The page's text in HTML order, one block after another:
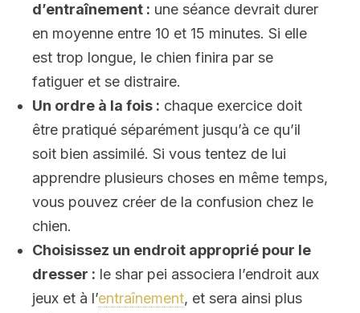
d’entraînement : une séance devrait durer
en moyenne entre 10 et 15 minutes. Si elle
est trop longue, le chien finira par se
fatiguer et se distraire.
Un ordre à la fois : chaque exercice doit
être pratiqué séparément jusqu’à ce qu’il
soit bien assimilé. Si vous tentez de lui
apprendre plusieurs choses en même temps,
vous pouvez créer de la confusion chez le
chien.
Choisissez un endroit approprié pour le
dresser : le shar pei associera l’endroit aux
jeux et à l’entraînement, et sera ainsi plus